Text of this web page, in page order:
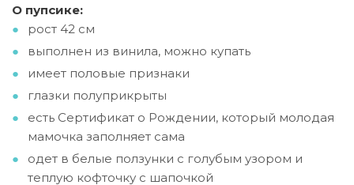
О пупсике:
рост 42 см
выполнен из винила, можно купать
имеет половые признаки
глазки полуприкрыты
есть Сертификат о Рождении, который молодая
мамочка заполняет сама
одет в белые ползунки с голубым узором и
теплую кофточку с шапочкой